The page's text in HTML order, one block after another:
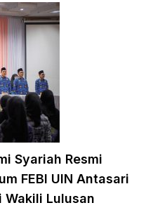
Syariah Resmi
FEBI UIN Antasari
Wakili Lulusan